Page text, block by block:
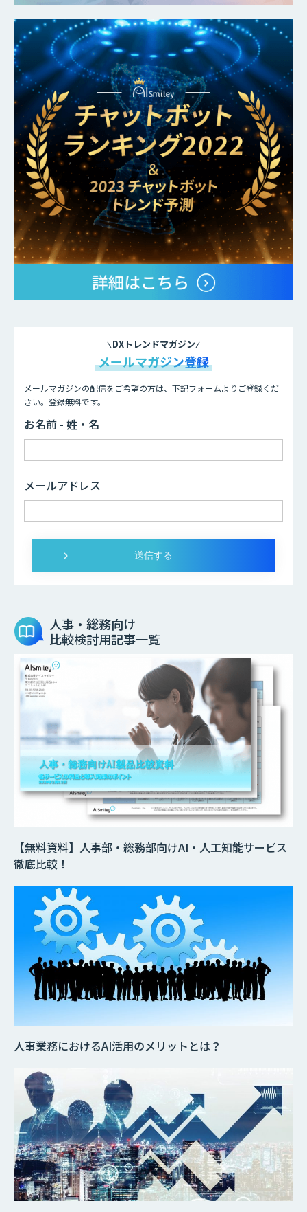
DXトレンドマガジン
メールマガジン登録
メールマガジンの配信をご希望の方は、下記フォームよりご登録くだ
さい。登録無料です。
お名前 - 姓・名
メールアドレス
人事・総務向け
比較検討用記事一覧
【無料資料】人事部・総務部向けAI・人工知能サービス
徹底比較！
人事業務におけるAI活用のメリットとは？